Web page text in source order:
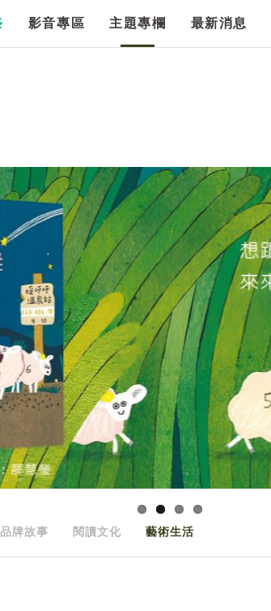
影音專區 主題專欄 最新消息
品牌故事 閱讀文化 藝術生活